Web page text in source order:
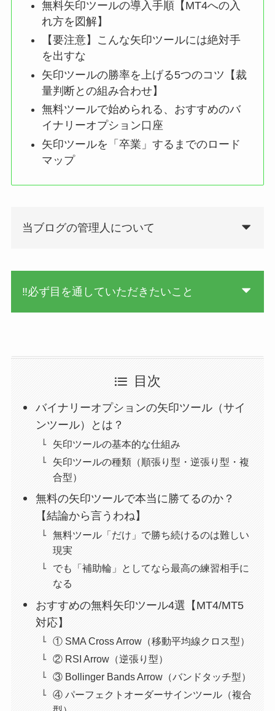
無料矢印ツールの導入手順【MT4への入
れ方を図解】
【要注意】こんな矢印ツールには絶対手
を出すな
矢印ツールの勝率を上げる5つのコツ【裁
量判断との組み合わせ】
無料ツールで始められる、おすすめのバ
イナリーオプション口座
矢印ツールを「卒業」するまでのロード
マップ
当ブログの管理人について
‼必ず目を通していただきたいこと
目次
バイナリーオプションの矢印ツール（サイ
ンツール）とは？
矢印ツールの基本的な仕組み
矢印ツールの種類（順張り型・逆張り型・複
合型）
無料の矢印ツールで本当に勝てるのか？
【結論から言うわね】
無料ツール「だけ」で勝ち続けるのは難しい
現実
でも「補助輪」としてなら最高の練習相手に
なる
おすすめの無料矢印ツール4選【MT4/MT5
対応】
① SMA Cross Arrow（移動平均線クロス型）
② RSI Arrow（逆張り型）
③ Bollinger Bands Arrow（バンドタッチ型）
④ パーフェクトオーダーサインツール（複合